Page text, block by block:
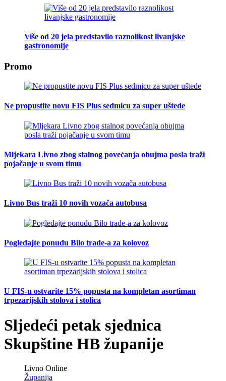
Više od 20 jela predstavilo raznolikost livanjske
gastronomije
Promo
Ne propustite novu FIS Plus sedmicu za super uštede
Mljekara Livno zbog stalnog povećanja obujma posla traži
pojačanje u svom timu
Livno Bus traži 10 novih vozača autobusa
Pogledajte ponudu Bilo trade-a za kolovoz
U FIS-u ostvarite 15% popusta na kompletan asortiman
trpezarijskih stolova i stolica
Sljedeći petak sjednica
Skupštine HB županije
Livno Online
Županija